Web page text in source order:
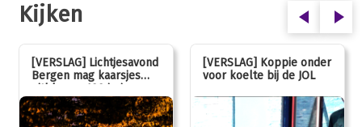
Kijken
[VERSLAG] Lichtjesavond
Bergen mag kaarsjes
uitblazen: 100 jarig
jubileum!
[VERSLAG] Koppie onder
voor koelte bij de JOL